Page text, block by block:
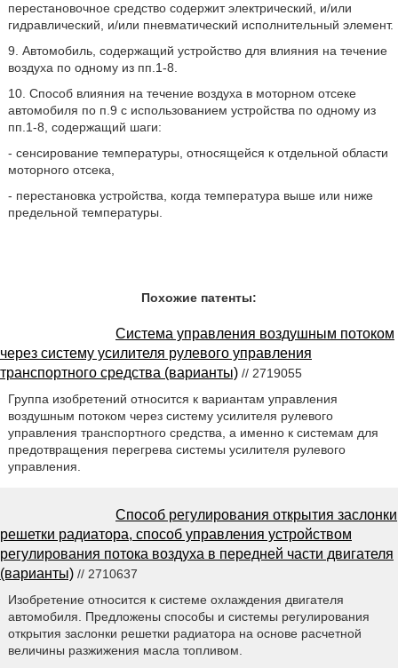
перестановочное средство содержит электрический, и/или
гидравлический, и/или пневматический исполнительный элемент.
9. Автомобиль, содержащий устройство для влияния на течение
воздуха по одному из пп.1-8.
10. Способ влияния на течение воздуха в моторном отсеке
автомобиля по п.9 с использованием устройства по одному из
пп.1-8, содержащий шаги:
- сенсирование температуры, относящейся к отдельной области
моторного отсека,
- перестановка устройства, когда температура выше или ниже
предельной температуры.
Похожие патенты:
Система управления воздушным потоком
через систему усилителя рулевого управления
транспортного средства (варианты) // 2719055
Группа изобретений относится к вариантам управления
воздушным потоком через систему усилителя рулевого
управления транспортного средства, а именно к системам для
предотвращения перегрева системы усилителя рулевого
управления.
Способ регулирования открытия заслонки
решетки радиатора, способ управления устройством
регулирования потока воздуха в передней части двигателя
(варианты) // 2710637
Изобретение относится к системе охлаждения двигателя
автомобиля. Предложены способы и системы регулирования
открытия заслонки решетки радиатора на основе расчетной
величины разжижения масла топливом.